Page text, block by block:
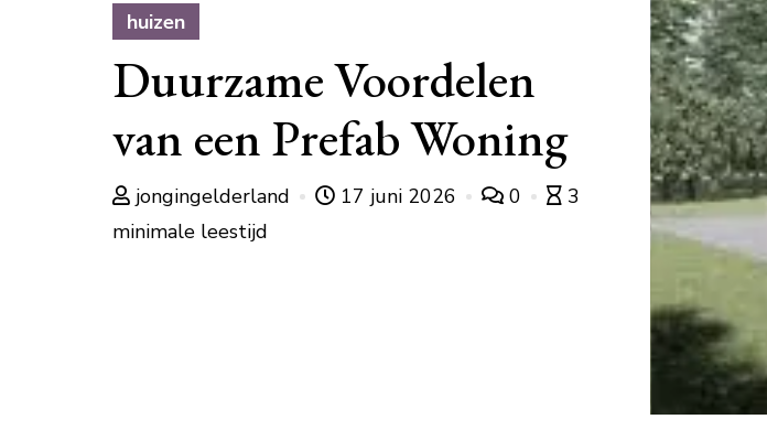
huizen
Duurzame Voordelen
van een Prefab Woning
jongingelderland 17 juni 2026 0
3
minimale leestijd